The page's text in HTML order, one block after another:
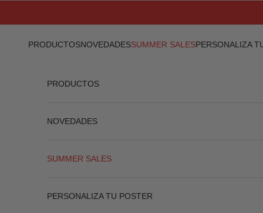
PRODUCTOSNOVEDADESSUMMER SALESPERSONALIZA
PRODUCTOS
NOVEDADES
SUMMER SALES
PERSONALIZA TU POSTER